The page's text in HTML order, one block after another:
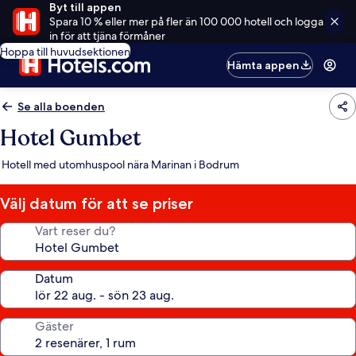
Byt till appen
Spara 10 % eller mer på fler än 100 000 hotell och logga
in för att tjäna förmåner
Hoppa till huvudsektionen
Hämta appen
Se alla boenden
Hotel Gumbet
Hotell med utomhuspool nära Marinan i Bodrum
Välj datum för att se priser
Vart reser du?
Datum
Gäster